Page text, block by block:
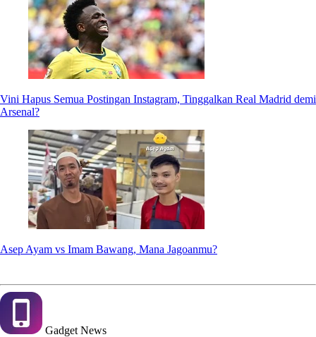
Vini Hapus Semua Postingan Instagram, Tinggalkan Real Madrid demi
Arsenal?
Asep Ayam vs Imam Bawang, Mana Jagoanmu?
Gadget News